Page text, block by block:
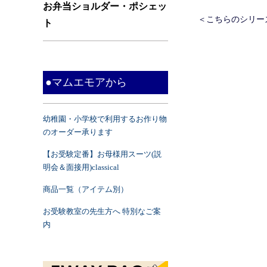
＜こちらのシリ
お弁当ショルダー・ポシェッ
ト
●マムエモアから
幼稚園・小学校で利用するお作り物
のオーダー承ります
【お受験定番】お母様用スーツ(説
明会＆面接用)classical
商品一覧（アイテム別）
お受験教室の先生方へ 特別なご案
内